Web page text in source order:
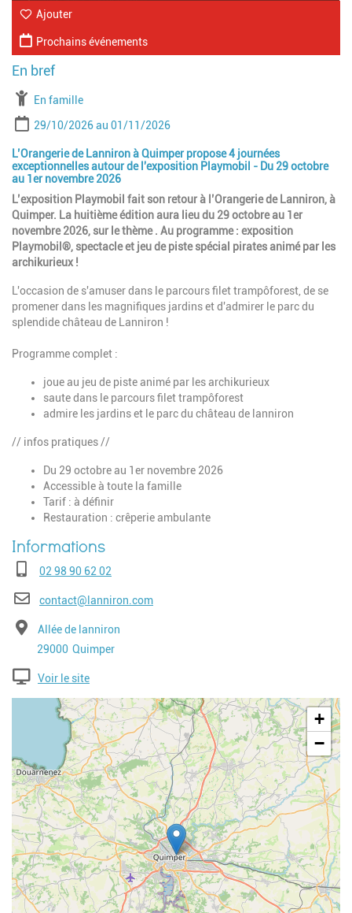
Ajouter
Prochains événements
À partir de
En famille
Période
Date de début
29/10/2026 Date de fin
01/11/2026
L’Orangerie de Lanniron à Quimper propose 4 journées
exceptionnelles autour de l'exposition Playmobil - Du 29 octobre
au 1er novembre 2026
L’exposition Playmobil fait son retour à l’Orangerie de Lanniron, à
Quimper. La huitième édition aura lieu du 29 octobre au 1er
novembre 2026, sur le thème . Au programme : exposition
Playmobil®, spectacle et jeu de piste spécial pirates animé par les
archikurieux !
L'occasion de s'amuser dans le parcours filet trampôforest, de se
promener dans les magnifiques jardins et d'admirer le parc du
splendide château de Lanniron !
Programme complet :
joue au jeu de piste animé par les archikurieux
saute dans le parcours filet trampôforest
admire les jardins et le parc du château de lanniron
// infos pratiques //
Du 29 octobre au 1er novembre 2026
Accessible à toute la famille
Tarif : à définir
Restauration : crêperie ambulante
Téléphone02 98 90 62 02
E-mailcontact@lanniron.com
AdresseAllée de lanniron
Code postal
29000 Ville
Quimper
Voir le site
Geolocalisation
+
−